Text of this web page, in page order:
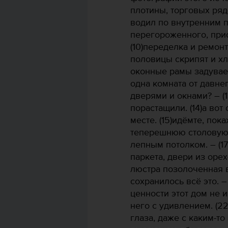
плотины, торговых
водил по внутренним
перегороженного,
(10)переделка и
половицы скрипят и
оконные рамы
одна комната от
дверями и окнами? –
порастащили. (14)а
месте. (15)идёмте,
теперешнюю
лепным потолком. –
паркета, двери из
люстра позолоченная
сохранилось всё это.
ценности этот дом не
него с удивлением.
глаза, даже с каким-